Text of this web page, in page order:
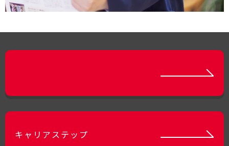
キャリアステップ